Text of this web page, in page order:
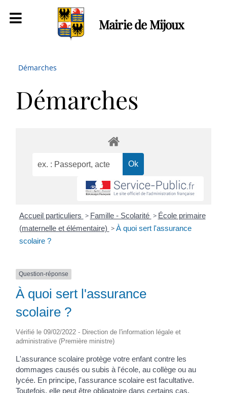
Mairie de Mijoux
Démarches
Démarches
Accueil particuliers > Famille - Scolarité > École primaire
(maternelle et élémentaire) > À quoi sert l'assurance
scolaire ?
Question-réponse
À quoi sert l'assurance
scolaire ?
Vérifié le 09/02/2022 - Direction de l'information légale et
administrative (Première ministre)
L'assurance scolaire protège votre enfant contre les
dommages causés ou subis à l'école, au collège ou au
lycée. En principe, l'assurance scolaire est facultative.
Toutefois, elle peut être obligatoire dans certains cas.